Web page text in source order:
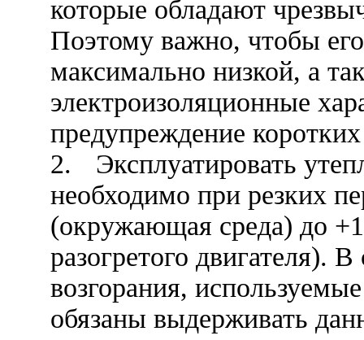
которые обладают
Поэтому важно, чтобы
максимально низкой, а
электроизоляционные
предупреждение
2.
Эксплуатировать
необходимо при резких
(окружающая среда) до
разогретого двигателя).
возгорания,
обязаны выдерживать